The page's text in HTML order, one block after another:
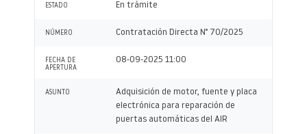
ESTADO En trámite
NÚMERO Contratación Directa N° 70/2025
FECHA DE
APERTURA
08-09-2025 11:00
ASUNTO
Adquisición de motor, fuente y placa
electrónica para reparación de
puertas automáticas del AIR